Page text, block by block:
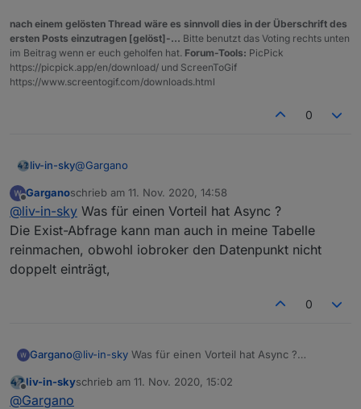
        role: item.role
    });
});
        });
    }
});
nach einem gelösten Thread wäre es sinnvoll dies in der Überschrift des
ersten Posts einzutragen [gelöst]-... Bitte benutzt das Voting rechts unten
im Beitrag wenn er euch geholfen hat. Forum-Tools: PicPick
https://picpick.app/en/download/ und ScreenToGif
https://www.screentogif.com/downloads.html
0
liv-in-sky@Gargano
danke das weiß ich
ich würde aber mit async arbeiten
if (!(await existsStateAsync("javascript."
Offline
Garganoschrieb am 11. Nov. 2020, 14:58
zuletzt editiert von
@liv-in-sky Was für einen Vorteil hat Async ?
Die Exist-Abfrage kann man auch in meine Tabelle
reinmachen, obwohl iobroker den Datenpunkt nicht
doppelt einträgt,
0
Gargano@liv-in-sky Was für einen Vorteil hat Async ?
reinmachen, obwohl iobroker den Datenpunkt nicht
doppelt einträgt,
Offline
liv-in-skyschrieb am 11. Nov. 2020, 15:02
zuletzt editiert von
@Gargano